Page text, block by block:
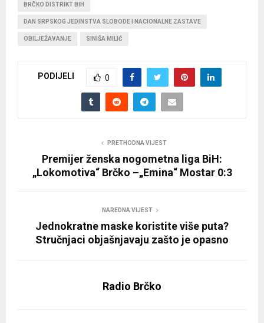
BRČKO DISTRIKT BIH
DAN SRPSKOG JEDINSTVA SLOBODE I NACIONALNE ZASTAVE
OBILJEŽAVANJE SINIŠA MILIĆ
PODIJELI 0
PRETHODNA VIJEST
Premijer ženska nogometna liga BiH:
„Lokomotiva“ Brčko –„Emina“ Mostar 0:3
NAREDNA VIJEST
Jednokratne maske koristite više puta?
Stručnjaci objašnjavaju zašto je opasno
Radio Brčko